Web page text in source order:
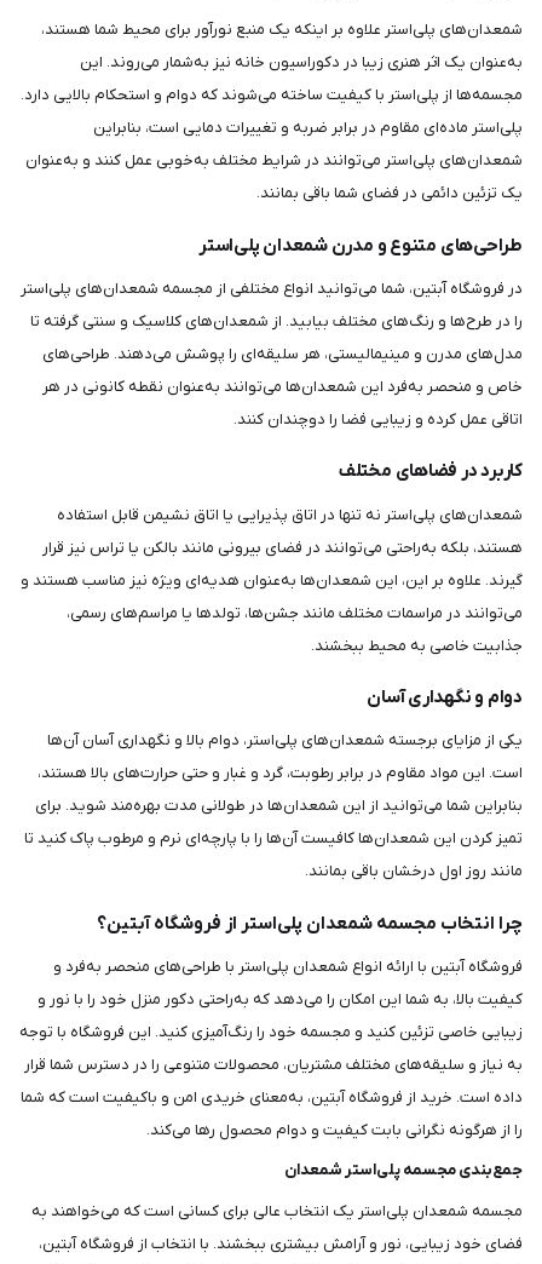
شمعدان‌های پلی‌استر علاوه بر اینکه یک منبع نورآور برای محیط شما هستند،
به‌عنوان یک اثر هنری زیبا در دکوراسیون خانه نیز به‌شمار می‌روند. این
مجسمه‌ها از پلی‌استر با کیفیت ساخته می‌شوند که دوام و استحکام بالایی دارد.
پلی‌استر ماده‌ای مقاوم در برابر ضربه و تغییرات دمایی است، بنابراین
شمعدان‌های پلی‌استر می‌توانند در شرایط مختلف به‌خوبی عمل کنند و به‌عنوان
یک تزئین دائمی در فضای شما باقی بمانند.
طراحی‌های متنوع و مدرن شمعدان پلی‌استر
در فروشگاه آبتین، شما می‌توانید انواع مختلفی از مجسمه شمعدان‌های پلی‌استر
را در طرح‌ها و رنگ‌های مختلف بیابید. از شمعدان‌های کلاسیک و سنتی گرفته تا
مدل‌های مدرن و مینیمالیستی، هر سلیقه‌ای را پوشش می‌دهند. طراحی‌های
خاص و منحصر به‌فرد این شمعدان‌ها می‌توانند به‌عنوان نقطه کانونی در هر
اتاقی عمل کرده و زیبایی فضا را دوچندان کنند.
کاربرد در فضاهای مختلف
شمعدان‌های پلی‌استر نه تنها در اتاق پذیرایی یا اتاق نشیمن قابل استفاده
هستند، بلکه به‌راحتی می‌توانند در فضای بیرونی مانند بالکن یا تراس نیز قرار
گیرند. علاوه بر این، این شمعدان‌ها به‌عنوان هدیه‌ای ویژه نیز مناسب هستند و
می‌توانند در مراسمات مختلف مانند جشن‌ها، تولدها یا مراسم‌های رسمی،
جذابیت خاصی به محیط ببخشند.
دوام و نگهداری آسان
یکی از مزایای برجسته شمعدان‌های پلی‌استر، دوام بالا و نگهداری آسان آن‌ها
است. این مواد مقاوم در برابر رطوبت، گرد و غبار و حتی حرارت‌های بالا هستند،
بنابراین شما می‌توانید از این شمعدان‌ها در طولانی مدت بهره‌مند شوید. برای
تمیز کردن این شمعدان‌ها کافیست آن‌ها را با پارچه‌ای نرم و مرطوب پاک کنید تا
مانند روز اول درخشان باقی بمانند.
چرا انتخاب مجسمه شمعدان پلی‌استر از فروشگاه آبتین؟
فروشگاه آبتین با ارائه انواع شمعدان پلی‌استر با طراحی‌های منحصر به‌فرد و
کیفیت بالا، به شما این امکان را می‌دهد که به‌راحتی دکور منزل خود را با نور و
زیبایی خاصی تزئین کنید و مجسمه خود را رنگ‌آمیزی کنید. این فروشگاه با توجه
به نیاز و سلیقه‌های مختلف مشتریان، محصولات متنوعی را در دسترس شما قرار
داده است. خرید از فروشگاه آبتین، به‌معنای خریدی امن و باکیفیت است که شما
را از هرگونه نگرانی بابت کیفیت و دوام محصول رها می‌کند.
جمع‌بندی مجسمه پلی‌استر شمعدان
مجسمه شمعدان پلی‌استر یک انتخاب عالی برای کسانی است که می‌خواهند به
فضای خود زیبایی، نور و آرامش بیشتری ببخشند. با انتخاب از فروشگاه آبتین،